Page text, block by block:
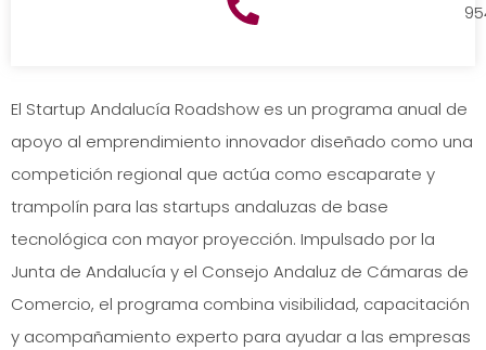
El Startup Andalucía Roadshow es un programa anual de
apoyo al emprendimiento innovador diseñado como una
competición regional que actúa como escaparate y
trampolín para las startups andaluzas de base
tecnológica con mayor proyección. Impulsado por la
Junta de Andalucía y el Consejo Andaluz de Cámaras de
Comercio, el programa combina visibilidad, capacitación
y acompañamiento experto para ayudar a las empresas